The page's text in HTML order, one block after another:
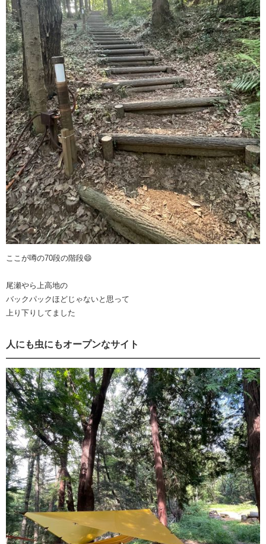
ここが噂の70段の階段😄
尾瀬やら上高地の
バックパックほどじゃないと思って
上り下りしてました
人にも虫にもオープンなサイト